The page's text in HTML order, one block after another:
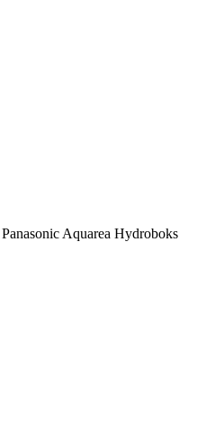
Panasonic Aquarea Hydroboks